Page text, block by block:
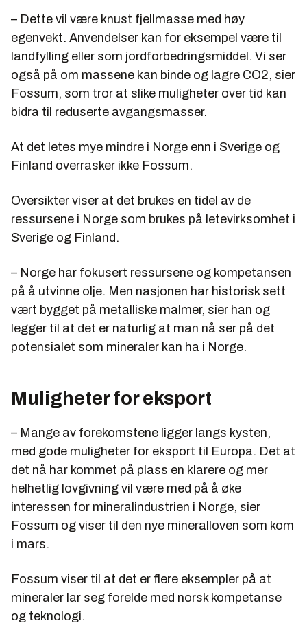
– Dette vil være knust fjellmasse med høy
egenvekt. Anvendelser kan for eksempel være til
landfylling eller som jordforbedringsmiddel. Vi ser
også på om massene kan binde og lagre CO2, sier
Fossum, som tror at slike muligheter over tid kan
bidra til reduserte avgangsmasser.
At det letes mye mindre i Norge enn i Sverige og
Finland overrasker ikke Fossum.
Oversikter viser at det brukes en tidel av de
ressursene i Norge som brukes på letevirksomhet i
Sverige og Finland.
– Norge har fokusert ressursene og kompetansen
på å utvinne olje. Men nasjonen har historisk sett
vært bygget på metalliske malmer, sier han og
legger til at det er naturlig at man nå ser på det
potensialet som mineraler kan ha i Norge.
Muligheter for eksport
– Mange av forekomstene ligger langs kysten,
med gode muligheter for eksport til Europa. Det at
det nå har kommet på plass en klarere og mer
helhetlig lovgivning vil være med på å øke
interessen for mineralindustrien i Norge, sier
Fossum og viser til den nye mineralloven som kom
i mars.
Fossum viser til at det er flere eksempler på at
mineraler lar seg forelde med norsk kompetanse
og teknologi.